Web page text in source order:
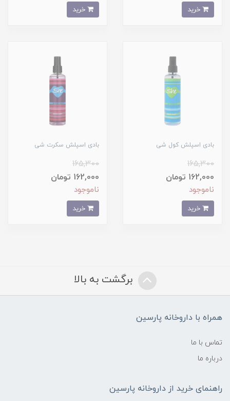
بادی اسپلش کول شی
165,300
162,000 تومان
ناموجود
بادی اسپلش سکرت شی
165,300
162,000 تومان
ناموجود
برگشت به بالا
همراه با داروخانه پارسین
تماس با ما
درباره ما
راهنمای خرید از داروخانه پارسین